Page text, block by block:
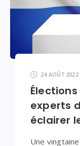
24 AOÛT 2022
experts
éclairer
Une